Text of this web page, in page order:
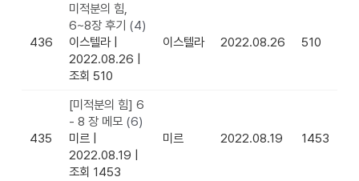
436
미적분의 힘,
6~8장 후기 (4)
이스텔라
2022.08.26
조회 510
이스텔라 2022.08.26 510
435
[미적분의 힘] 6
- 8 장 메모 (6)
미르
2022.08.19
조회 1453
미르 2022.08.19 1453